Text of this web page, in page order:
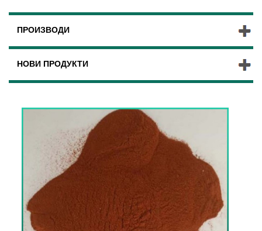
ПРОИЗВОДИ
НОВИ ПРОДУКТИ